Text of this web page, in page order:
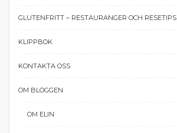
GLUTENFRITT – RESTAURANGER OCH RESETIPS
KLIPPBOK
KONTAKTA OSS
OM BLOGGEN
OM ELIN